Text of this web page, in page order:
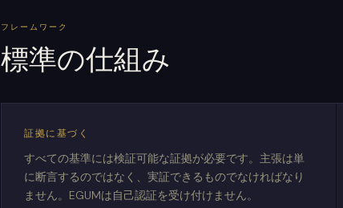
フレームワーク
標準の仕組み
証拠に基づく
すべての基準には検証可能な証拠が必要です。主張は単
に断言するのではなく、実証できるものでなければなり
ません。EGUMは自己認証を受け付けません。